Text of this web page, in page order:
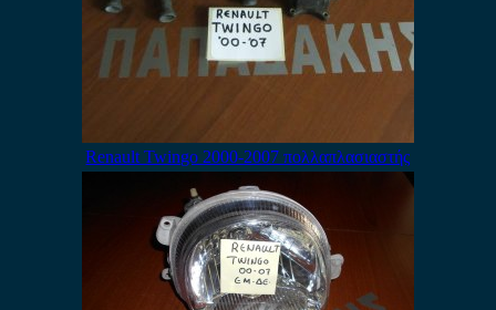
Renault Twingo 2000-2007 πολλαπλασιαστής